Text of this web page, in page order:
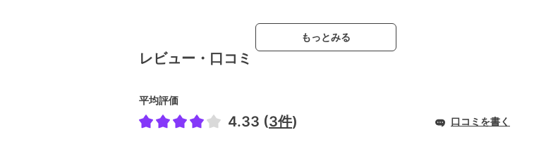
もっとみる
レビュー・口コミ
平均評価
4.33 (3件) 口コミを書く